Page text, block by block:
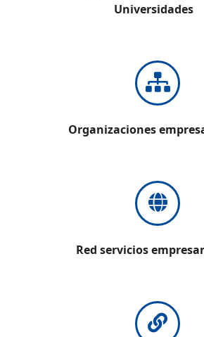
Universidades
Organizaciones
Red servicios